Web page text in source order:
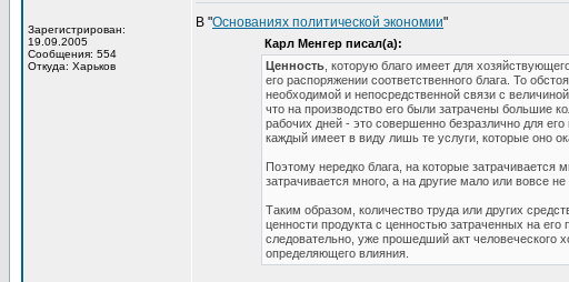
Зарегистрирован:
19.09.2005
Сообщения: 554
Откуда: Харьков
В "Основаниях политической экономии"
Карл Менгер писал(а):
Ценность, которую благо имеет для
его распоряжении соответственного блага. То
необходимой и непосредственной связи с
что на производство его были затрачены большие
рабочих дней - это совершенно безразлично для
каждый имеет в виду лишь те услуги, которые оно
Поэтому нередко блага, на которые затрачивается
затрачивается много, а на другие мало или вовсе
Таким образом, количество труда или других
ценности продукта с ценностью затраченных на
следовательно, уже прошедший акт человеческого
определяющего влияния.